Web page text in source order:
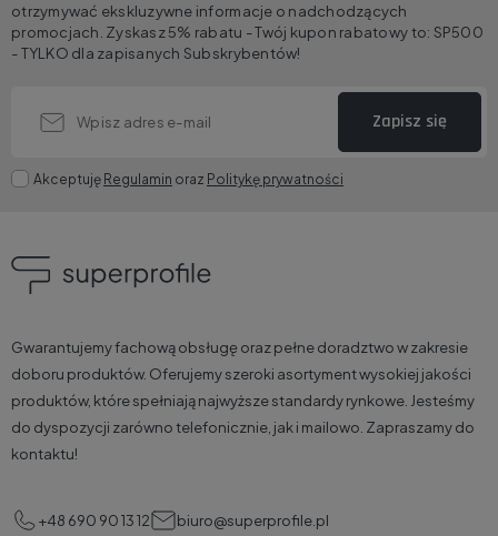
otrzymywać ekskluzywne informacje o nadchodzących
promocjach. Zyskasz 5% rabatu - Twój kupon rabatowy to: SP500
- TYLKO dla zapisanych Subskrybentów!
Zapisz się
Akceptuję Regulamin oraz Politykę prywatności
Gwarantujemy fachową obsługę oraz pełne doradztwo w zakresie
doboru produktów. Oferujemy szeroki asortyment wysokiej jakości
produktów, które spełniają najwyższe standardy rynkowe. Jesteśmy
do dyspozycji zarówno telefonicznie, jak i mailowo. Zapraszamy do
kontaktu!
+48 690 90 13 12 biuro@superprofile.pl